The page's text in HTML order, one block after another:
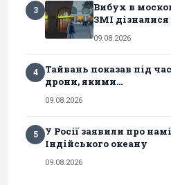
3
Вибух в
ЗМІ дізналися
09.08.2026
4
Тайвань показав під
дрони, якими...
09.08.2026
5
У Росії заявили про
Індійського океану
09.08.2026